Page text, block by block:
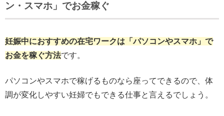
ン・スマホ」でお金稼ぐ
妊娠中におすすめの在宅ワークは「パソコンやスマホ」で
お金を稼ぐ方法です。
パソコンやスマホで稼げるものなら座ってできるので、体
調が変化しやすい妊婦でもできる仕事と言えるでしょう。